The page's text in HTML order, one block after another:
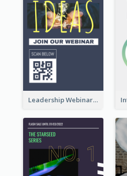
Leadership Webinar Instagram Story Design